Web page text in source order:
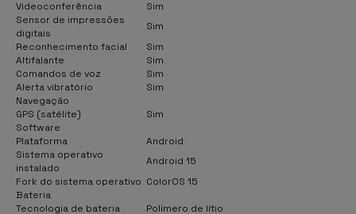
Videoconferência
Sim
Sensor de impressões
digitais
Sim
Reconhecimento facial
Sim
Altifalante
Sim
Comandos de voz
Sim
Alerta vibratório
Sim
Navegação
GPS (satélite)
Sim
Software
Plataforma
Android
Sistema operativo
instalado
Android 15
Fork do sistema operativo ColorOS 15
Bateria
Tecnologia de bateria
Polímero de lítio